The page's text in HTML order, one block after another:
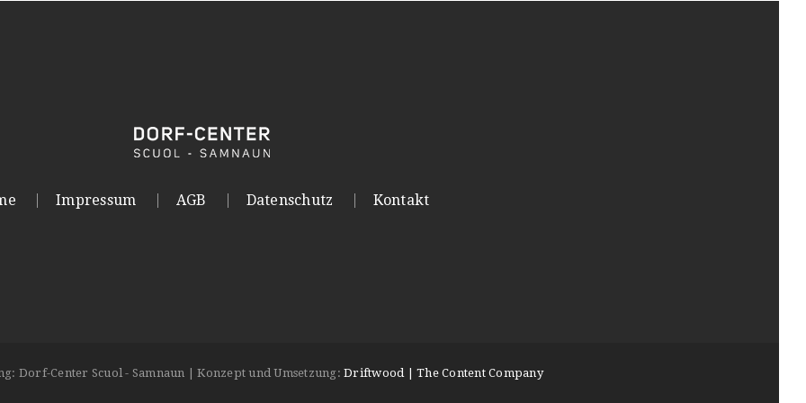
Impressum AGB Datenschutz Kontakt
Dorf-Center Scuol - Samnaun | Konzept und Umsetzung:Driftwood | The Content Company